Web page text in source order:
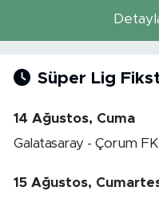
Süper Lig
14 Ağustos, Cuma
Galatasaray - Çorum FK
15 Ağustos,